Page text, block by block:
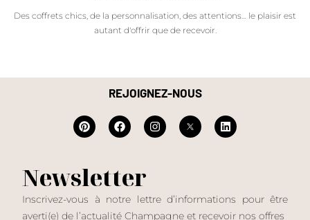
Des coffrets chics, de la personnalisation, des attentions… le plaisir est
autant d'offrir que de recevoir.
REJOIGNEZ-NOUS
Newsletter
Inscrivez-vous à notre lettre d’informations pour être
averti(e) de l’actualité Champagne et recevoir nos offres